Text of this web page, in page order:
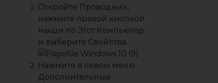
Откройте Проводник,
нажмите правой кнопкой
мыши по Этот Компьютер
и выберите Свойства.
Нажмите в левом меню
Дополнительные